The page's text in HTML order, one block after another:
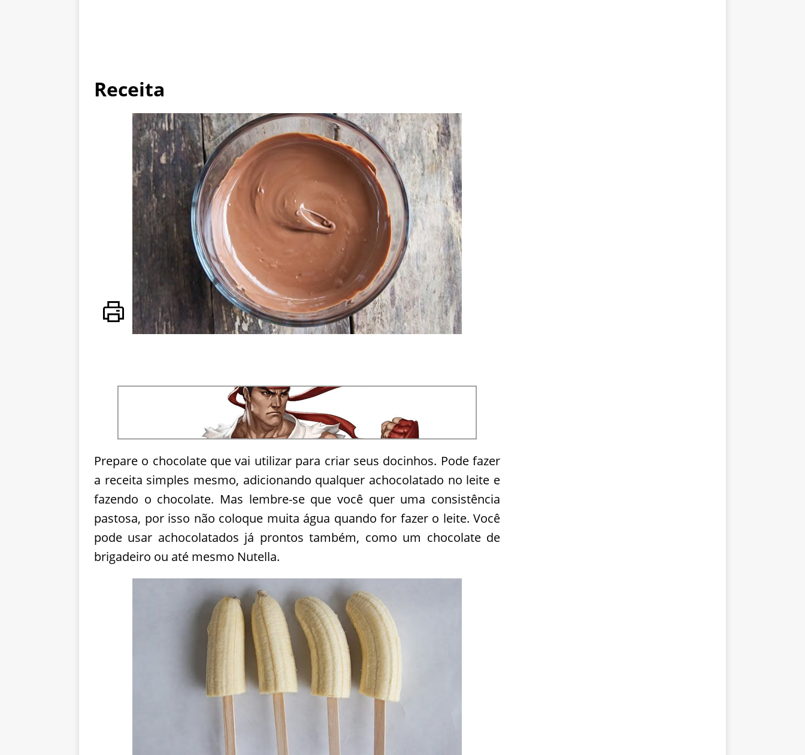
Receita
Prepare o chocolate que vai utilizar para criar seus docinhos. Pode fazer
a receita simples mesmo, adicionando qualquer achocolatado no leite e
fazendo o chocolate. Mas lembre-se que você quer uma consistência
pastosa, por isso não coloque muita água quando for fazer o leite. Você
pode usar achocolatados já prontos também, como um chocolate de
brigadeiro ou até mesmo Nutella.